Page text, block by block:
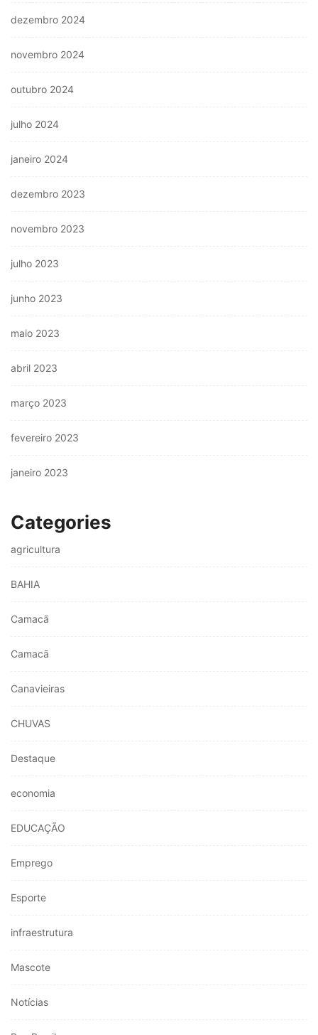
dezembro 2024
novembro 2024
outubro 2024
julho 2024
janeiro 2024
dezembro 2023
novembro 2023
julho 2023
junho 2023
maio 2023
abril 2023
março 2023
fevereiro 2023
janeiro 2023
Categories
agricultura
BAHIA
Camacã
Camacã
Canavieiras
CHUVAS
Destaque
economia
EDUCAÇÃO
Emprego
Esporte
infraestrutura
Mascote
Notícias